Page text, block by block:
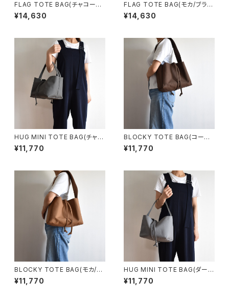
FLAG TOTE BAG(チャコール/
グレー)
¥14,630
FLAG TOTE BAG(モカ/ブラウ
ン)
¥14,630
HUG MINI TOTE BAG(チャコ
ール/グレー)
¥11,770
BLOCKY TOTE BAG(コーヒ
ー/ブラウン)
¥11,770
BLOCKY TOTE BAG(モカ/ブ
ラウン)
¥11,770
HUG MINI TOTE BAG(ダーク
グレー)
¥11,770